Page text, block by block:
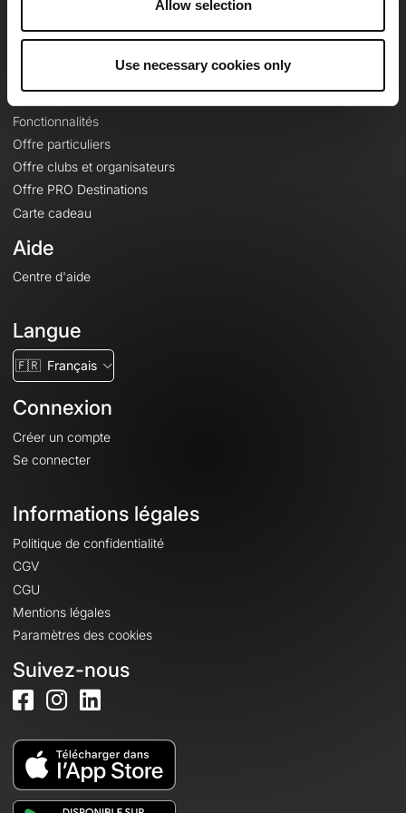
Allow selection
Use necessary cookies only
Le Mag'
Fonctionnalités
Offre particuliers
Offre clubs et organisateurs
Offre PRO Destinations
Carte cadeau
Aide
Centre d'aide
Langue
🇫🇷 Français
Connexion
Créer un compte
Se connecter
Informations légales
Politique de confidentialité
CGV
CGU
Mentions légales
Paramètres des cookies
Suivez-nous